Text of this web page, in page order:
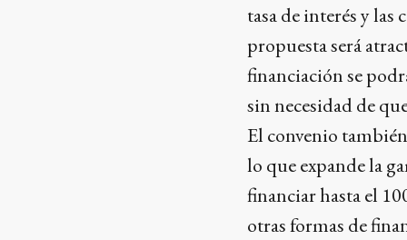
tasa de interés y las
propuesta será
financiación se
sin necesidad de
El convenio
lo que expande la
financiar hasta el
otras formas de